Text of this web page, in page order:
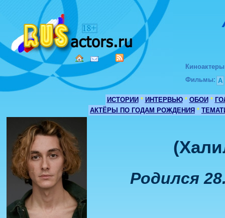
Киноактеры
Фильмы: А
ИСТОРИИ * ИНТЕРВЬЮ * ОБОИ *
АКТЁРЫ ПО ГОДАМ РОЖДЕНИЯ *
Родился